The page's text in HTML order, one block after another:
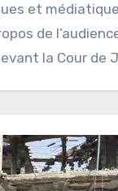
et
de
la Cour de